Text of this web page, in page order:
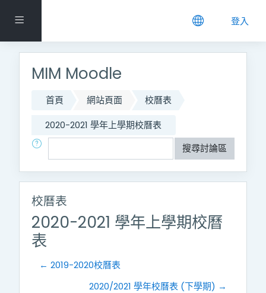
側板 登入
MIM Moodle
首頁 網站頁面
校曆表
2020-2021 學年上學期校曆表
搜尋
搜尋討論區
校曆表
2020-2021 學年上學期校曆
表
← 2019-2020校曆表
2020/2021 學年校曆表 (下學期) →